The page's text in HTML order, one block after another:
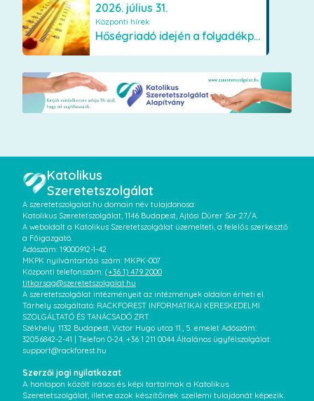
2026. július 31.
Központi hírek
Hőségriadó idején a folyadékpótlás életet menthet
Katolikus
Szeretetszolgálat
A szeretetszolgalat.hu domain név tulajdonosa:
Katolikus Szeretetszolgálat, 1146 Budapest, Ajtósi Dürer Sor 27/A.
A weboldalt a Katolikus Szeretetszolgálat üzemelteti, a felelős szerkesztő
a Főigazgató.
Adószám: 19000912-1-42
MKPK nyilvántartási szám: MKPK-007
Központi telefonszám: (+36 1) 479 2000
titkarsag@szeretetszolgalat.hu
A szeretetszolgálat intézményeit az intézmények oldalon érheti el.
Tárhely szolgáltató: RACKFOREST INFORMATIKAI KERESKEDELMI
SZOLGÁLTATÓ ÉS TANÁCSADÓ ZRT.
Székhely: 1132 Budapest, Victor Hugo utca 11., 5. emelet Adószám:
32056842-2-41 | Telefon 0-24: +36 1 211 0044 Általános ügyfélszolgálat:
support@rackforest.hu
Szerzői jogi nyilatkozat
A honlapon közölt írásos és képi tartalmak a Katolikus
Szeretetszolgálat, illetve azok készítőinek szellemi tulajdonát képezik.